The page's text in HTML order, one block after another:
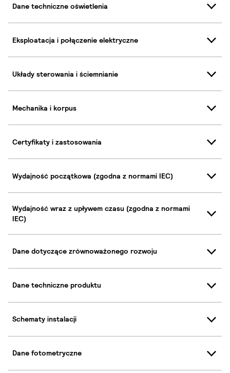
Dane techniczne oświetlenia
Eksploatacja i połączenie elektryczne
Układy sterowania i ściemnianie
Mechanika i korpus
Certyfikaty i zastosowania
Wydajność początkowa (zgodna z normami IEC)
Wydajność wraz z upływem czasu (zgodna z normami
IEC)
Dane dotyczące zrównoważonego rozwoju
Dane techniczne produktu
Schematy instalacji
Dane fotometryczne